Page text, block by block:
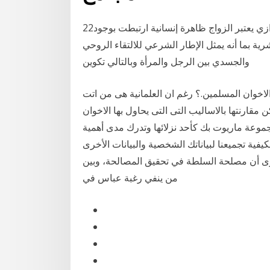
22‏‏/5‏‏/1433 بعد الهجرة أهلية الزواج الاستاذ صلاح الدين دروازي يعتبر الزواج ظاهرة إنسانية ارتبطت بوجود
بما أنه يمثل الإطار الشرعي للالتقاء الروحي
والجسدي بين الرجل والمرأة وبالتالي تكوين
المسلمين.؟ رغم ان العلمانية هى من اتت
بالاساليب التى التى يحاول بها الاخوان
ماريوت بك كأحد نزلائها وتدرك مدى أهمية
تجميعنا لبياناتك الشخصية والبيانات الأخرى
واستخدامها والكشف عنها ‫وتباينت وجهات النظر بين من يرى أن مصلحة‬ ‫السلطة في تحقيق المصالحة‪ ،‬وبين
من ينفي‬ ‫رغبة عباس في